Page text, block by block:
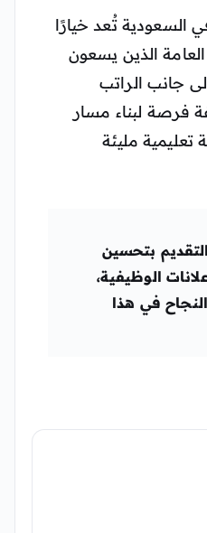
تُعد خيارًا
العامة الذين يسعون
جانب الراتب
فرصة لبناء مسار
مليئة
بتحسين
الوظيفية،
في هذا